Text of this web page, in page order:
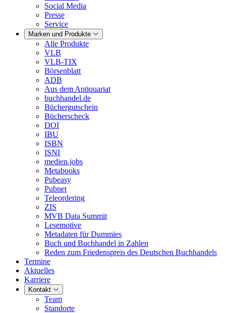
Social Media
Presse
Service
Marken und Produkte
Alle Produkte
VLB
VLB-TIX
Börsenblatt
ADB
Aus dem Antiquariat
buchhandel.de
Büchergutschein
Bücherscheck
DOI
IBU
ISBN
ISNI
medien.jobs
Metabooks
Pubeasy
Pubnet
Teleordering
ZIS
MVB Data Summit
Lesemotive
Metadaten für Dummies
Buch und Buchhandel in Zahlen
Reden zum Friedenspreis des Deutschen Buchhandels
Termine
Aktuelles
Karriere
Kontakt
Team
Standorte